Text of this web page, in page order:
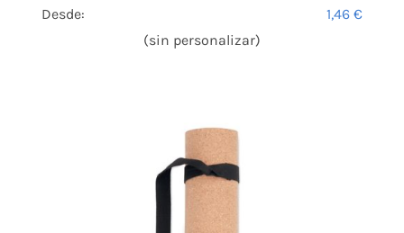
Desde: 1,46€
(sin personalizar)